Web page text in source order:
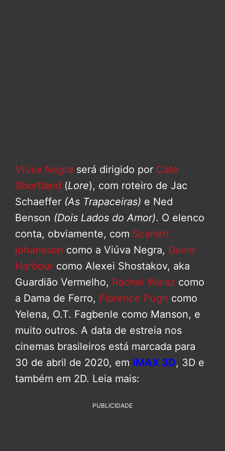
Viúva Negra será dirigido por Cate
Shortland (Lore), com roteiro de Jac
Schaeffer (As Trapaceiras) e Ned
Benson (Dois Lados do Amor). O elenco
conta, obviamente, com Scarlett
johansson como a Viúva Negra, David
Harbour como Alexei Shostakov, aka
Guardião Vermelho, Rachel Weisz como
a Dama de Ferro, Florence Pugh como
Yelena, O.T. Fagbenle como Manson, e
muito outros. A data de estreia nos
cinemas brasileiros está marcada para
30 de abril de 2020, em IMAX 3D, 3D e
também em 2D. Leia mais:
PUBLICIDADE